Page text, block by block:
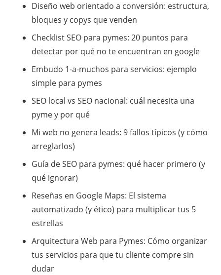
Diseño web orientado a conversión: estructura,
bloques y copys que venden
Checklist SEO para pymes: 20 puntos para
detectar por qué no te encuentran en google
Embudo 1-a-muchos para servicios: ejemplo
simple para pymes
SEO local vs SEO nacional: cuál necesita una
pyme y por qué
Mi web no genera leads: 9 fallos típicos (y cómo
arreglarlos)
Guía de SEO para pymes: qué hacer primero (y
qué ignorar)
​Reseñas en Google Maps: El sistema
automatizado (y ético) para multiplicar tus 5
estrellas
​Arquitectura Web para Pymes: Cómo organizar
tus servicios para que tu cliente compre sin
dudar